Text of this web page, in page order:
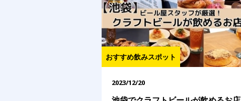
おすすめ飲みスポット
2023/12/20